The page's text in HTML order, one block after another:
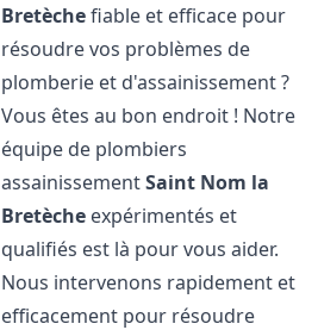
Bretèchefiable et efficace pour
résoudre vos problèmes de
plomberie et d'assainissement ?
Vous êtes au bon endroit ! Notre
équipe de plombiers
assainissementSaint Nom la
Bretèche expérimentés et
qualifiés est là pour vous aider.
Nous intervenons rapidement et
efficacement pour résoudre